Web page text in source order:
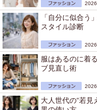
「自分に似合う
スタイル診断
服はあるのに着
ブ見直し術
大人世代の“若見